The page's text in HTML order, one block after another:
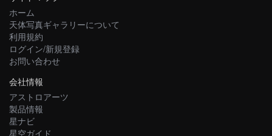
ホーム
天体写真ギャラリーについて
利用規約
ログイン/新規登録
お問い合わせ
会社情報
アストロアーツ
製品情報
星ナビ
星空ガイド